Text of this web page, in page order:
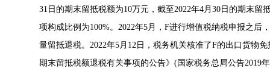
31日的期末留抵税额为10万元，截至2022年4月30日的期末
项构成比例为100%。2022年5月，F进行增值税纳税申报之
量留抵退税。2022年5月12日，税务机关核准了F的出口货物
期末留抵税额退税有关事项的公告》(国家税务总局公告2019